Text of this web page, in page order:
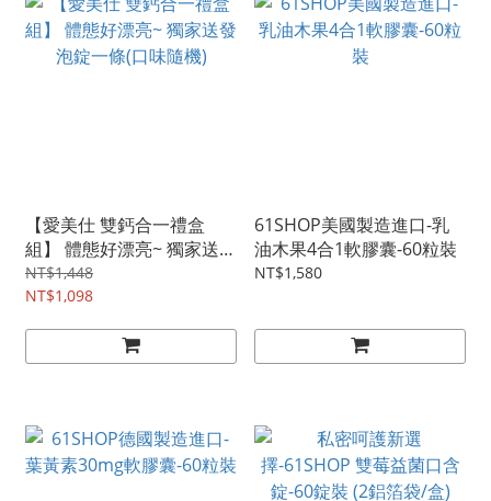
【愛美仕 雙鈣合一禮盒
組】 體態好漂亮~ 獨家送發
泡錠一條(口味隨機)
NT$1,448
NT$1,098
61SHOP美國製造進口-乳
油木果4合1軟膠囊-60粒裝
NT$1,580